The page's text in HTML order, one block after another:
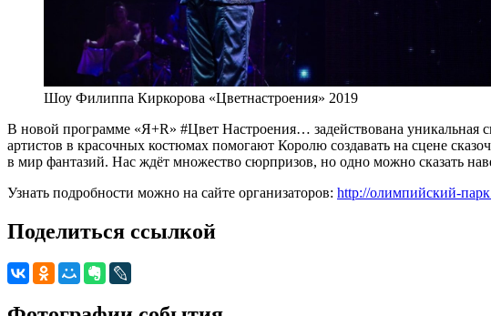
Шоу Филиппа Киркорова «Цветнастроения» 2019
В новой программе «Я+R» #Цвет Настроения… задействована
артистов в красочных костюмах помогают Королю создавать на сцене
в мир фантазий. Нас ждёт множество сюрпризов, но одно можно сказать
Узнать подробности можно на сайте организаторов: http://олимпийский-
Поделиться ссылкой